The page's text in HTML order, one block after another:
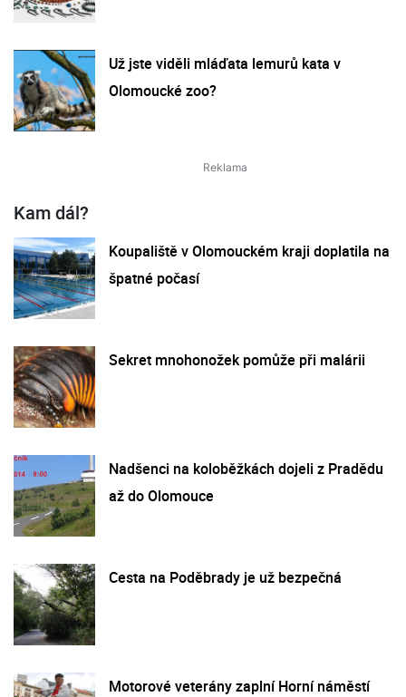
Už jste viděli mláďata lemurů kata v
Olomoucké zoo?
Kam dál?
Koupaliště v Olomouckém kraji doplatila na
špatné počasí
Sekret mnohonožek pomůže při malárii
Nadšenci na koloběžkách dojeli z Pradědu
až do Olomouce
Cesta na Poděbrady je už bezpečná
Motorové veterány zaplní Horní náměstí